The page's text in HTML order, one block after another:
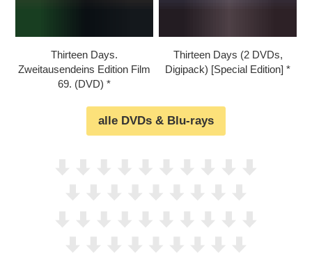
Thirteen Days.
Zweitausendeins Edition Film
69. (DVD)
Thirteen Days (2 DVDs,
Digipack) [Special Edition]
alle DVDs & Blu-rays